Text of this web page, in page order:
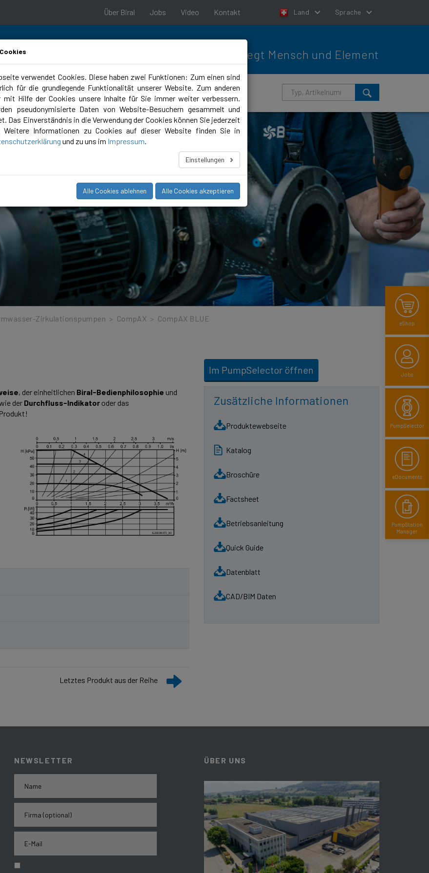
Land Sprache
Über Biral Jobs Video Kontakt
Bewegt Mensch und Element
Support Planungstools Campus
eShop
Jobs
Pump­Selector
eDocuments
Pump­Station
Manager
Zirkulationspumpen > CompAX > CompAX BLUE
, der einheitlichen Biral-Bedienphilosophie und
der Durchfluss-Indikator oder das
Letztes Produkt aus der Reihe
Im PumpSelector öffnen
Zusätzliche Informationen
Produktewebseite
Katalog
Broschüre
Factsheet
Betriebsanleitung
Quick Guide
Datenblatt
CAD/BIM Daten
NEWSLETTER ÜBER UNS
verwendet Cookies. Diese haben zwei Funktionen: Zum einen sind
für die grundlegende Funktionalität unserer Website. Zum anderen
mit Hilfe der Cookies unsere Inhalte für Sie immer weiter verbessern.
pseudonymisierte Daten von Website-Besuchern gesammelt und
Das Einverständnis in die Verwendung der Cookies können Sie jederzeit
Weitere Informationen zu Cookies auf dieser Website finden Sie in
und zu uns im Impressum.
Einstellungen
Alle Cookies ablehnen Alle Cookies akzeptieren